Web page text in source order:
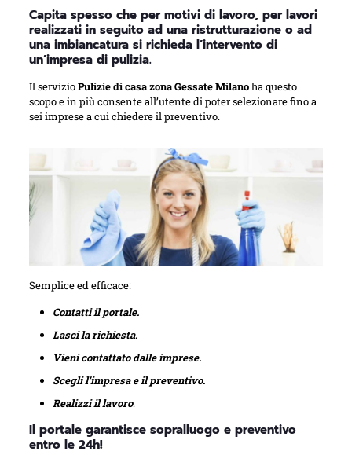
Capita spesso che per motivi di lavoro, per lavori
realizzati in seguito ad una ristrutturazione o ad
una imbiancatura si richieda l’intervento di
un’impresa di pulizia.
Il servizioPulizie di casa zona Gessate Milanoha questo
scopo e in più consente all’utente di poter selezionare fino a
sei imprese a cui chiedere il preventivo.
Semplice ed efficace:
Contatti il portale.
Lasci la richiesta.
Vieni contattato dalle imprese.
Scegli l’impresa e il preventivo.
Realizzi il lavoro.
Il portale garantisce sopralluogo e preventivo
entro le 24h!